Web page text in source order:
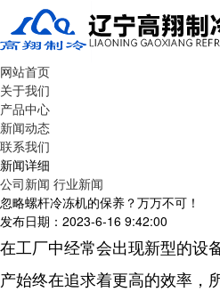
网站首页
关于我们
产品中心
新闻动态
联系我们
新闻详细
公司新闻 行业新闻
忽略螺杆冷冻机的保养？万万不可！
发布日期：2023-6-16 9:42:00
在工厂中经常会出现新型的设
产始终在追求着更高的效率，